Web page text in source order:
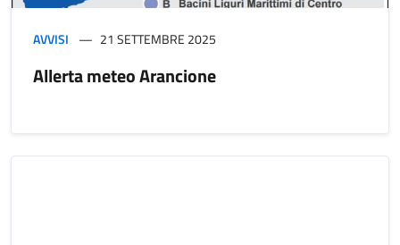
AVVISI 21 SETTEMBRE 2025
Allerta meteo Arancione